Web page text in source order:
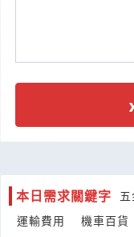
產業:照明光電製造代理
來自:群OO學OO有
來自:王OO建OO事OO
時間:08/07 09:14
本日需求關鍵字
運輸費用
機車百貨